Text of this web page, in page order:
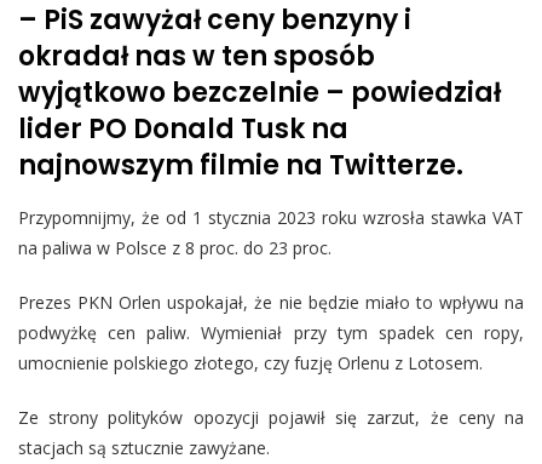
– PiS zawyżał ceny benzyny i
okradał nas w ten sposób
wyjątkowo bezczelnie – powiedział
lider PO Donald Tusk na
najnowszym filmie na Twitterze.
Przypomnijmy, że od 1 stycznia 2023 roku wzrosła stawka VAT
na paliwa w Polsce z 8 proc. do 23 proc.
Prezes PKN Orlen uspokajał, że nie będzie miało to wpływu na
podwyżkę cen paliw. Wymieniał przy tym spadek cen ropy,
umocnienie polskiego złotego, czy fuzję Orlenu z Lotosem.
Ze strony polityków opozycji pojawił się zarzut, że ceny na
stacjach są sztucznie zawyżane.